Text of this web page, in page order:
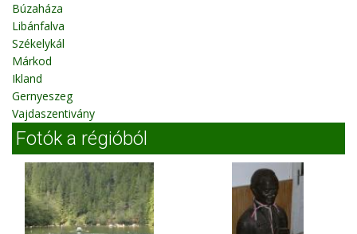
Búzaháza
Libánfalva
Székelykál
Márkod
Ikland
Gernyeszeg
Vajdaszentivány
Fotók a régióból